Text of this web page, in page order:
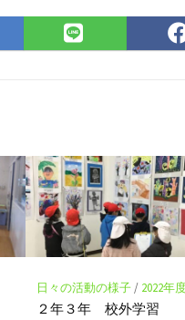
LINE
で
日々の活動の様子/ 2022年
２年３年 校外学習